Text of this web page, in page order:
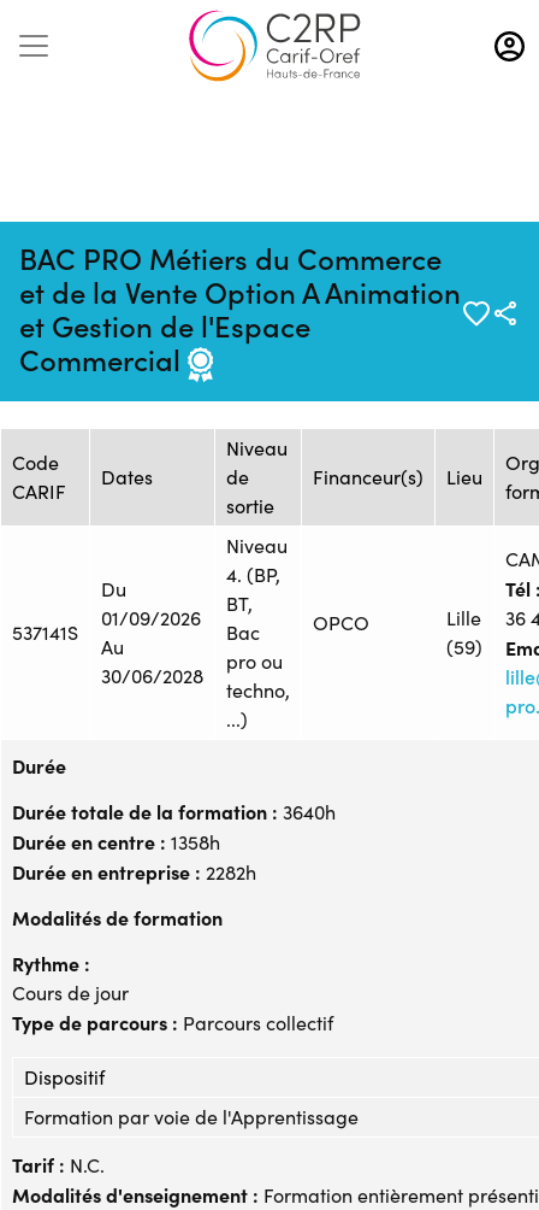
Aller
au
contenu
BAC PRO Métiers du Commerce
et de la Vente Option A Animation
et Gestion de l'Espace
Commercial
Mise à jour :
17/03/2026
Formation :
26252663F
Source : CAMPUS
Session de formation
Code
CARIF
Dates
Niveau
de
sortie
Financeur(s) Lieu
537141S
Du
01/09/2026
Au
30/06/2028
Niveau
4. (BP,
BT,
Bac
pro ou
techno,
...)
OPCO
Lille
(59)
Tél
36
Durée
Durée totale de la formation : 3640h
Durée en centre : 1358h
Durée en entreprise : 2282h
Modalités de formation
Rythme :
Cours de jour
Type de parcours : Parcours collectif
Dispositif
Formation par voie de l'Apprentissage
Tarif : N.C.
Modalités d'enseignement : Formation entièrement